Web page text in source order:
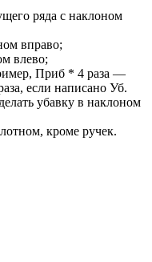
ряда с наклоном
вправо;
влево;
Приб * 4 раза —
если написано Уб.
убавку в наклоном
кроме ручек.